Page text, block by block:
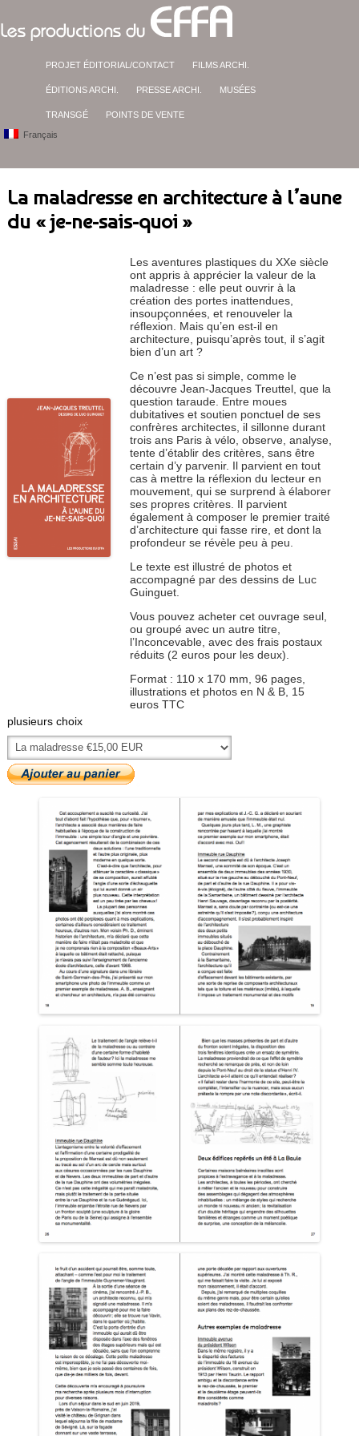
PROJET ÉDITORIAL/CONTACT FILMS ARCHI.
ÉDITIONS ARCHI. PRESSE ARCHI. MUSÉES
TRANSGÉ POINTS DE VENTE
Français
La maladresse en architecture à l’aune
du « je-ne-sais-quoi »
Les aventures plastiques du XXe siècle
ont appris à apprécier la valeur de la
maladresse : elle peut ouvrir à la
création des portes inattendues,
insoupçonnées, et renouveler la
réflexion. Mais qu’en est-il en
architecture, puisqu’après tout, il s’agit
bien d’un art ?
Ce n’est pas si simple, comme le
découvre Jean-Jacques Treuttel, que la
question taraude. Entre moues
dubitatives et soutien ponctuel de ses
confrères architectes, il sillonne durant
trois ans Paris à vélo, observe, analyse,
tente d’établir des critères, sans être
certain d’y parvenir. Il parvient en tout
cas à mettre la réflexion du lecteur en
mouvement, qui se surprend à élaborer
ses propres critères. Il parvient
également à composer le premier traité
d’architecture qui fasse rire, et dont la
profondeur se révèle peu à peu.
Le texte est illustré de photos et
accompagné par des dessins de Luc
Guinguet.
Vous pouvez acheter cet ouvrage seul,
ou groupé avec un autre titre,
l’Inconcevable, avec des frais postaux
réduits (2 euros pour les deux).
Format : 110 x 170 mm, 96 pages,
illustrations et photos en N & B, 15
euros TTC
plusieurs choix